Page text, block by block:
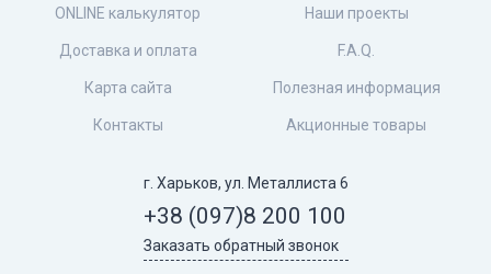
ONLINE калькулятор
Доставка и оплата
Карта сайта
Контакты
Наши проекты
F.A.Q.
Полезная информация
Акционные товары
г. Харьков, ул. Металлиста 6
+38 (097)8 200 100
Заказать обратный звонок